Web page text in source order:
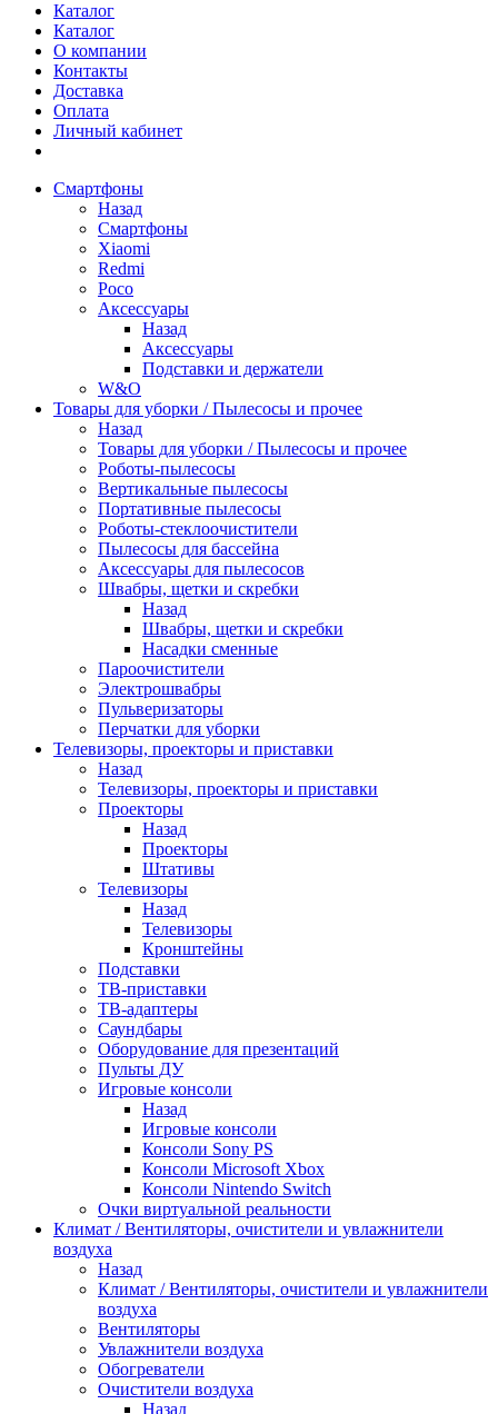
Каталог
Каталог
О компании
Контакты
Доставка
Оплата
Личный кабинет
Смартфоны
Назад
Смартфоны
Xiaomi
Redmi
Poco
Аксессуары
Назад
Аксессуары
Подставки и держатели
W&O
Товары для уборки / Пылесосы и прочее
Назад
Товары для уборки / Пылесосы и прочее
Роботы-пылесосы
Вертикальные пылесосы
Портативные пылесосы
Роботы-стеклоочистители
Пылесосы для бассейна
Аксессуары для пылесосов
Швабры, щетки и скребки
Назад
Швабры, щетки и скребки
Насадки сменные
Пароочистители
Электрошвабры
Пульверизаторы
Перчатки для уборки
Телевизоры, проекторы и приставки
Назад
Телевизоры, проекторы и приставки
Проекторы
Назад
Проекторы
Штативы
Телевизоры
Назад
Телевизоры
Кронштейны
Подставки
ТВ-приставки
ТВ-адаптеры
Саундбары
Оборудование для презентаций
Пульты ДУ
Игровые консоли
Назад
Игровые консоли
Консоли Sony PS
Консоли Microsoft Xbox
Консоли Nintendo Switch
Очки виртуальной реальности
Климат / Вентиляторы, очистители и увлажнители
воздуха
Назад
Климат / Вентиляторы, очистители и увлажнители
воздуха
Вентиляторы
Увлажнители воздуха
Обогреватели
Очистители воздуха
Назад